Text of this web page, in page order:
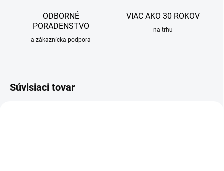
ODBORNÉ
PORADENSTVO
a zákaznícka podpora
VIAC AKO 30 ROKOV
na trhu
Súvisiaci tovar